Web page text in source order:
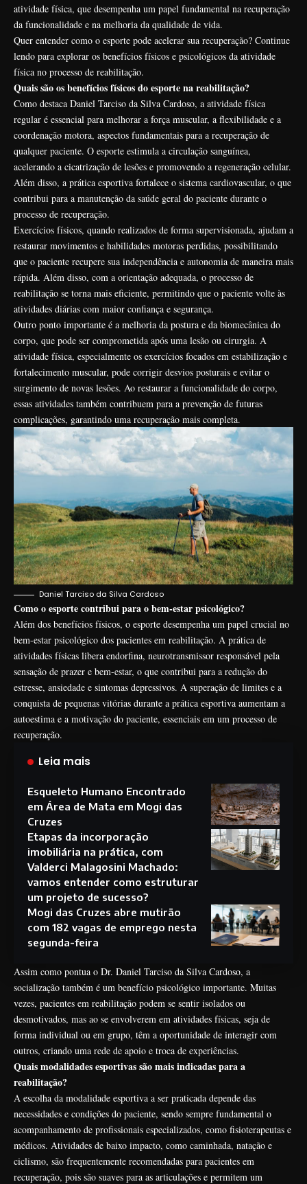
atividade física, que desempenha um papel fundamental na recuperação
da funcionalidade e na melhoria da qualidade de vida.
Quer entender como o esporte pode acelerar sua recuperação? Continue
lendo para explorar os benefícios físicos e psicológicos da atividade
física no processo de reabilitação.
Quais são os benefícios físicos do esporte na reabilitação?
Como destaca Daniel Tarciso da Silva Cardoso, a atividade física
regular é essencial para melhorar a força muscular, a flexibilidade e a
coordenação motora, aspectos fundamentais para a recuperação de
qualquer paciente. O esporte estimula a circulação sanguínea,
acelerando a cicatrização de lesões e promovendo a regeneração celular.
Além disso, a prática esportiva fortalece o sistema cardiovascular, o que
contribui para a manutenção da saúde geral do paciente durante o
processo de recuperação.
Exercícios físicos, quando realizados de forma supervisionada, ajudam a
restaurar movimentos e habilidades motoras perdidas, possibilitando
que o paciente recupere sua independência e autonomia de maneira mais
rápida. Além disso, com a orientação adequada, o processo de
reabilitação se torna mais eficiente, permitindo que o paciente volte às
atividades diárias com maior confiança e segurança.
Outro ponto importante é a melhoria da postura e da biomecânica do
corpo, que pode ser comprometida após uma lesão ou cirurgia. A
atividade física, especialmente os exercícios focados em estabilização e
fortalecimento muscular, pode corrigir desvios posturais e evitar o
surgimento de novas lesões. Ao restaurar a funcionalidade do corpo,
essas atividades também contribuem para a prevenção de futuras
complicações, garantindo uma recuperação mais completa.
Daniel Tarciso da Silva Cardoso
Como o esporte contribui para o bem-estar psicológico?
Além dos benefícios físicos, o esporte desempenha um papel crucial no
bem-estar psicológico dos pacientes em reabilitação. A prática de
atividades físicas libera endorfina, neurotransmissor responsável pela
sensação de prazer e bem-estar, o que contribui para a redução do
estresse, ansiedade e sintomas depressivos. A superação de limites e a
conquista de pequenas vitórias durante a prática esportiva aumentam a
autoestima e a motivação do paciente, essenciais em um processo de
recuperação.
Leia mais
Esqueleto Humano Encontrado
em Área de Mata em Mogi das
Cruzes
Etapas da incorporação
imobiliária na prática, com
Valderci Malagosini Machado:
vamos entender como estruturar
um projeto de sucesso?
Mogi das Cruzes abre mutirão
com 182 vagas de emprego nesta
segunda-feira
Assim como pontua o Dr. Daniel Tarciso da Silva Cardoso, a
socialização também é um benefício psicológico importante. Muitas
vezes, pacientes em reabilitação podem se sentir isolados ou
desmotivados, mas ao se envolverem em atividades físicas, seja de
forma individual ou em grupo, têm a oportunidade de interagir com
outros, criando uma rede de apoio e troca de experiências.
Quais modalidades esportivas são mais indicadas para a
reabilitação?
A escolha da modalidade esportiva a ser praticada depende das
necessidades e condições do paciente, sendo sempre fundamental o
acompanhamento de profissionais especializados, como fisioterapeutas e
médicos. Atividades de baixo impacto, como caminhada, natação e
ciclismo, são frequentemente recomendadas para pacientes em
recuperação, pois são suaves para as articulações e permitem um